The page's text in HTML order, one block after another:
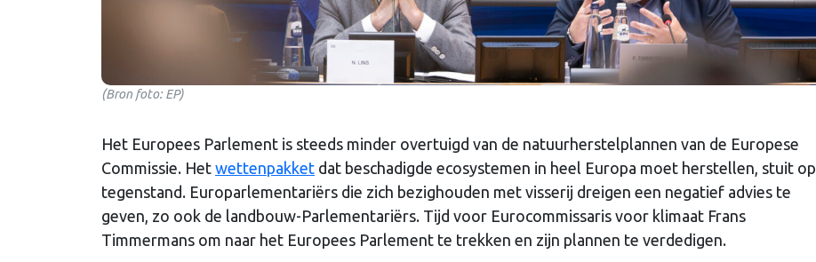
(Bron foto: EP)
Het Europees Parlement is steeds minder overtuigd van de natuurherstelplannen van de Europese
Commissie. Het wettenpakket dat beschadigde ecosystemen in heel Europa moet herstellen, stuit op
tegenstand. Europarlementariërs die zich bezighouden met visserij dreigen een negatief advies te
geven, zo ook de landbouw-Parlementariërs. Tijd voor Eurocommissaris voor klimaat Frans
Timmermans om naar het Europees Parlement te trekken en zijn plannen te verdedigen.